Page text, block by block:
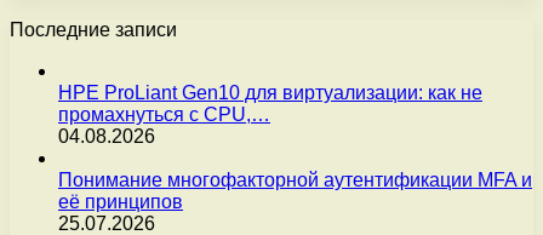
Последние записи
HPE ProLiant Gen10 для виртуализации: как не
промахнуться с CPU,…
04.08.2026
Понимание многофакторной аутентификации MFA и
её принципов
25.07.2026